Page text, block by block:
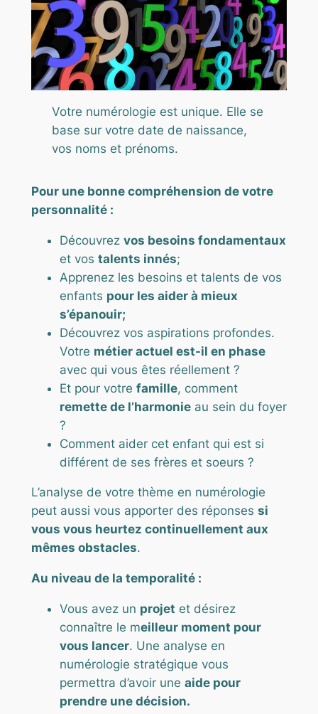
Votre numérologie est unique. Elle se
base sur votre date de naissance,
vos noms et prénoms.
Pour une bonne compréhension de votre
personnalité :
Découvrez vos besoins fondamentaux
et vos talents innés;
Apprenez les besoins et talents de vos
enfants pour les aider à mieux
s’épanouir;
Découvrez vos aspirations profondes.
Votre métier actuel est-il en phase
avec qui vous êtes réellement ?
Et pour votre famille, comment
remette de l’harmonieau sein du foyer
?
Comment aider cet enfant qui est si
différent de ses frères et soeurs ?
L’analyse de votre thème en numérologie
peut aussi vous apporter des réponses si
vous vous heurtez continuellement aux
mêmes obstacles.
Au niveau de la temporalité :
Vous avez un projet et désirez
connaître le meilleur moment pour
vous lancer. Une analyse en
numérologie stratégique vous
permettra d’avoir une aide pour
prendre une décision.